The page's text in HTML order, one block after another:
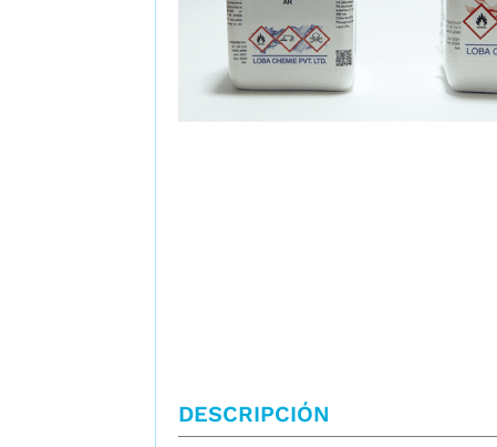
DESCRIPCIÓN